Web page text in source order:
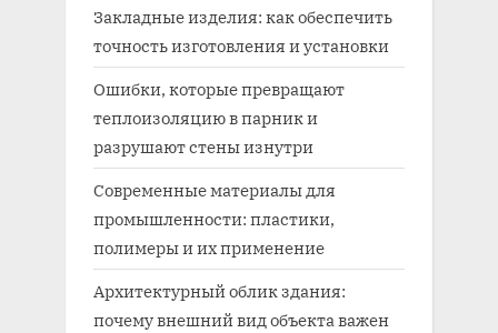
Закладные изделия: как обеспечить
точность изготовления и установки
Ошибки, которые превращают
теплоизоляцию в парник и
разрушают стены изнутри
Современные материалы для
промышленности: пластики,
полимеры и их применение
Архитектурный облик здания:
почему внешний вид объекта важен